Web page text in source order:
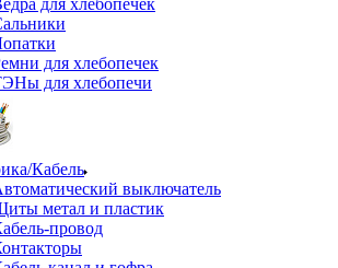
для хлебопечек
для хлебопечек
для хлебопечи
Кабель
выключатель
метал и пластик
провод